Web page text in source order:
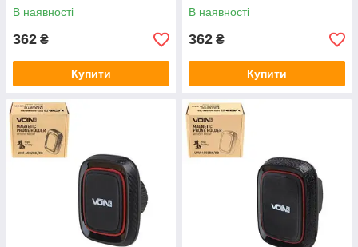
В наявності
362 ₴
Купити
В наявності
362 ₴
Купити